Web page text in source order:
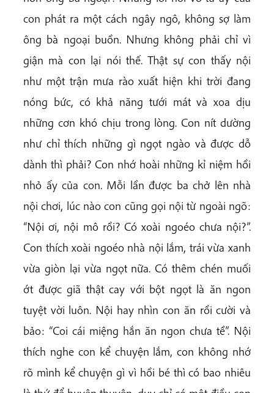
con phát ra một cách ngây ngô, không sợ làm
ông bà ngoại buồn. Nhưng không phải chỉ vì
giận mà con lại nói thế. Thật sự con thấy nội
như một trận mưa rào xuất hiện khi trời đang
nóng bức, có khả năng tưới mát và xoa dịu
những cơn khó chịu trong lòng. Con nít dường
như chỉ thích những gì ngọt ngào và được dỗ
dành thì phải? Con nhớ hoài những kỉ niệm hồi
nhỏ ấy của con. Mỗi lần được ba chở lên nhà
nội chơi, lúc nào con cũng gọi nội từ ngoài ngõ:
“Nội ơi, nội mô rồi? Có xoài ngoéo chưa nội?”.
Con thích xoài ngoéo nhà nội lắm, trái vừa xanh
vừa giòn lại vừa ngọt nữa. Có thêm chén muối
ớt được giã thật cay với bột ngọt là ăn ngon
tuyệt vời luôn. Nội hay nhìn con ăn rồi cười và
bảo: “Coi cái miệng hắn ăn ngon chưa tề”. Nội
thích nghe con kể chuyện lắm, con không nhớ
rõ mình kể chuyện gì vì hồi bé thì có bao nhiêu